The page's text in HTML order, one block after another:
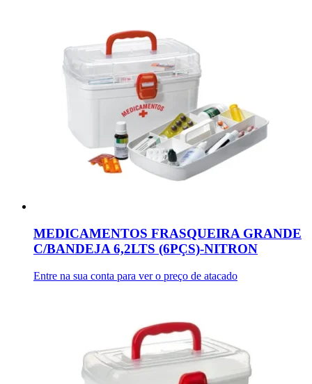
MEDICAMENTOS FRASQUEIRA GRANDE
C/BANDEJA 6,2LTS (6PÇS)-NITRON
Entre na sua conta para ver o preço de atacado